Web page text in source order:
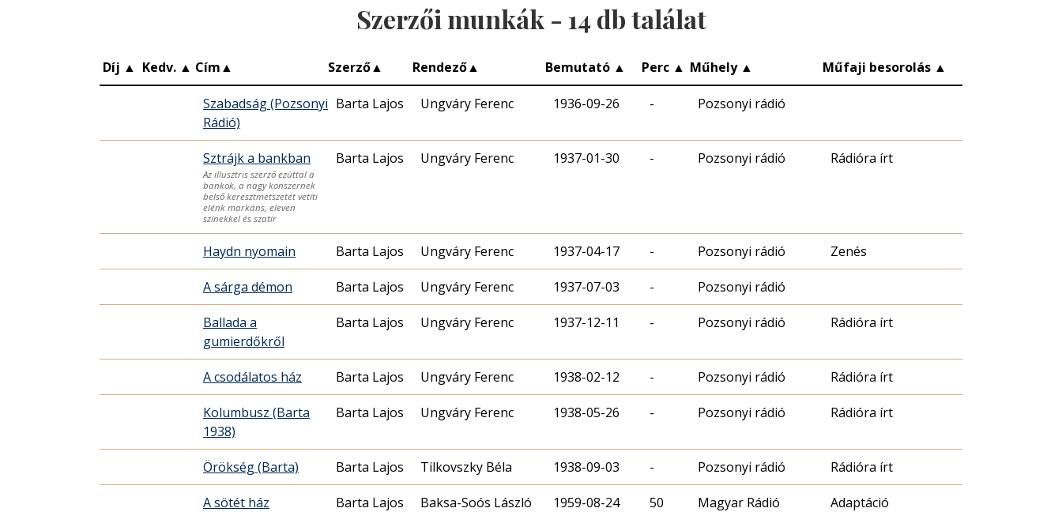
Szerzői munkák - 14 db találat
Díj ▲ Kedv. ▲ Cím▲ Szerző▲ Rendező▲ Bemutató ▲ Perc ▲ Műhely ▲ Műfaji besorolás ▲
Szabadság (Pozsonyi
Rádió)
Barta Lajos Ungváry Ferenc 1936-09-26 - Pozsonyi rádió
Sztrájk a bankban
Az illusztris szerző ezúttal a
bankok, a nagy konszernek
belső keresztmetszetét vetíti
elénk markáns, eleven
színekkel és szatír
Barta Lajos Ungváry Ferenc 1937-01-30 - Pozsonyi rádió Rádióra írt
Haydn nyomain Barta Lajos Ungváry Ferenc 1937-04-17 - Pozsonyi rádió Zenés
A sárga démon Barta Lajos Ungváry Ferenc 1937-07-03 - Pozsonyi rádió
Ballada a
gumierdőkről
Barta Lajos Ungváry Ferenc 1937-12-11 - Pozsonyi rádió Rádióra írt
A csodálatos ház Barta Lajos Ungváry Ferenc 1938-02-12 - Pozsonyi rádió Rádióra írt
Kolumbusz (Barta
1938)
Barta Lajos Ungváry Ferenc 1938-05-26 - Pozsonyi rádió Rádióra írt
Örökség (Barta) Barta Lajos Tilkovszky Béla 1938-09-03 - Pozsonyi rádió Rádióra írt
A sötét ház Barta Lajos Baksa-Soós László 1959-08-24 50 Magyar Rádió Adaptáció